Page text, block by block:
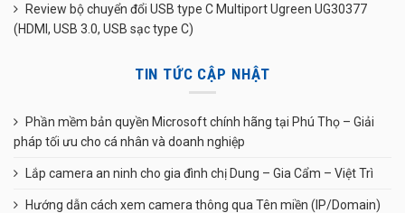
Review bộ chuyển đổi USB type C Multiport Ugreen UG30377
(HDMI, USB 3.0, USB sạc type C)
TIN TỨC CẬP NHẬT
Phần mềm bản quyền Microsoft chính hãng tại Phú Thọ – Giải
pháp tối ưu cho cá nhân và doanh nghiệp
Lắp camera an ninh cho gia đình chị Dung – Gia Cẩm – Việt Trì
Hướng dẫn cách xem camera thông qua Tên miền (IP/Domain)